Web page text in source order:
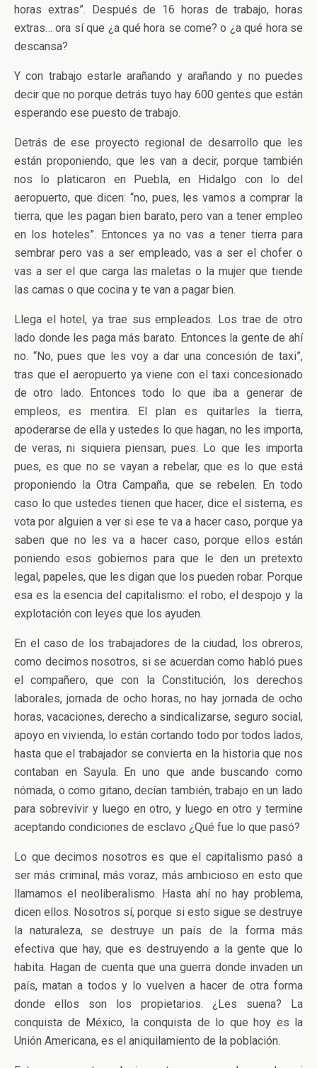
horas extras”. Después de 16 horas de trabajo, horas
extras… ora sí que ¿a qué hora se come? o ¿a qué hora se
descansa?
Y con trabajo estarle arañando y arañando y no puedes
decir que no porque detrás tuyo hay 600 gentes que están
esperando ese puesto de trabajo.
Detrás de ese proyecto regional de desarrollo que les
están proponiendo, que les van a decir, porque también
nos lo platicaron en Puebla, en Hidalgo con lo del
aeropuerto, que dicen: “no, pues, les vamos a comprar la
tierra, que les pagan bien barato, pero van a tener empleo
en los hoteles”. Entonces ya no vas a tener tierra para
sembrar pero vas a ser empleado, vas a ser el chofer o
vas a ser el que carga las maletas o la mujer que tiende
las camas o que cocina y te van a pagar bien.
Llega el hotel, ya trae sus empleados. Los trae de otro
lado donde les paga más barato. Entonces la gente de ahí
no. “No, pues que les voy a dar una concesión de taxi”,
tras que el aeropuerto ya viene con el taxi concesionado
de otro lado. Entonces todo lo que iba a generar de
empleos, es mentira. El plan es quitarles la tierra,
apoderarse de ella y ustedes lo que hagan, no les importa,
de veras, ni siquiera piensan, pues. Lo que les importa
pues, es que no se vayan a rebelar, que es lo que está
proponiendo la Otra Campaña, que se rebelen. En todo
caso lo que ustedes tienen que hacer, dice el sistema, es
vota por alguien a ver si ese te va a hacer caso, porque ya
saben que no les va a hacer caso, porque ellos están
poniendo esos gobiernos para que le den un pretexto
legal, papeles, que les digan que los pueden robar. Porque
esa es la esencia del capitalismo: el robo, el despojo y la
explotación con leyes que los ayuden.
En el caso de los trabajadores de la ciudad, los obreros,
como decimos nosotros, si se acuerdan como habló pues
el compañero, que con la Constitución, los derechos
laborales, jornada de ocho horas, no hay jornada de ocho
horas, vacaciones, derecho a sindicalizarse, seguro social,
apoyo en vivienda, lo están cortando todo por todos lados,
hasta que el trabajador se convierta en la historia que nos
contaban en Sayula. En uno que ande buscando como
nómada, o como gitano, decían también, trabajo en un lado
para sobrevivir y luego en otro, y luego en otro y termine
aceptando condiciones de esclavo ¿Qué fue lo que pasó?
Lo que decimos nosotros es que el capitalismo pasó a
ser más criminal, más voraz, más ambicioso en esto que
llamamos el neoliberalismo. Hasta ahí no hay problema,
dicen ellos. Nosotros sí, porque si esto sigue se destruye
la naturaleza, se destruye un país de la forma más
efectiva que hay, que es destruyendo a la gente que lo
habita. Hagan de cuenta que una guerra donde invaden un
país, matan a todos y lo vuelven a hacer de otra forma
donde ellos son los propietarios. ¿Les suena? La
conquista de México, la conquista de lo que hoy es la
Unión Americana, es el aniquilamiento de la población.